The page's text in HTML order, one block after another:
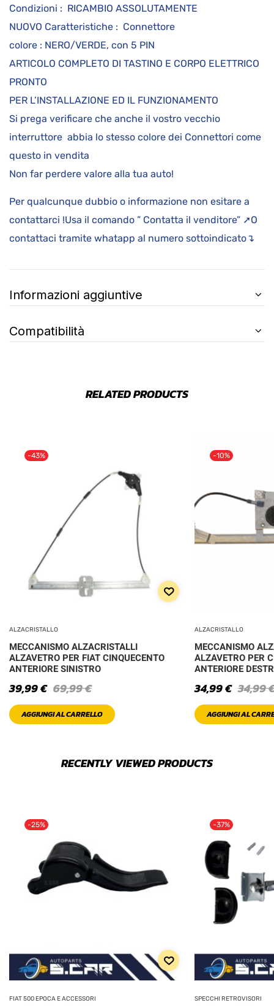
Condizioni : RICAMBIO ASSOLUTAMENTE
NUOVO Caratteristiche : Connettore
colore : NERO/VERDE, con 5 PIN
ARTICOLO COMPLETO DI TASTINO E CORPO ELETTRICO
PRONTO
PER L’INSTALLAZIONE ED IL FUNZIONAMENTO
Si prega verificare che anche il vostro vecchio
interruttore abbia lo stesso colore dei Connettori come
questo in vendita
Non far perdere valore alla tua auto!
Per qualcunque dubbio o informazione non esitare a
contattarci !Usa il comando ” Contatta il venditore” ➚O
contattaci tramite whatapp al numero sottoindicato↴
Informazioni aggiuntive
Compatibilità
RELATED PRODUCTS
-43%
ALZACRISTALLO
MECCANISMO ALZACRISTALLI
ALZAVETRO PER FIAT CINQUECENTO
ANTERIORE SINISTRO
69,99€
39,99€
AGGIUNGI AL CARRELLO
-10%
ALZACRISTALLO
MECCANISMO
ALZAVETRO PER
ANTERIORE
34,99
34,99€
AGGIUNGI AL
RECENTLY VIEWED PRODUCTS
-25%
FIAT 500 EPOCA E ACCESSORI
-37%
SPECCHI RETROVISORI